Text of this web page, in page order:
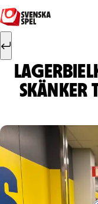
Hoppa till innehåll
Sök efter:
SKÄNKER